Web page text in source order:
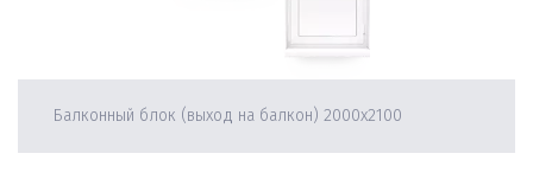
Балконный блок (выход на балкон) 2000х2100